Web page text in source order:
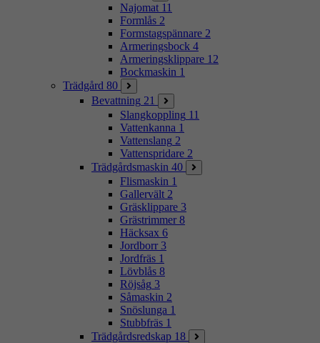
Najomat 11
Formlås 2
Formstagspännare 2
Armeringsbock 4
Armeringsklippare 12
Bockmaskin 1
Trädgård 80
Bevattning 21
Slangkoppling 11
Vattenkanna 1
Vattenslang 2
Vattenspridare 2
Trädgårdsmaskin 40
Flismaskin 1
Gallervält 2
Gräsklippare 3
Grästrimmer 8
Häcksax 6
Jordborr 3
Jordfräs 1
Lövblås 8
Röjsåg 3
Såmaskin 2
Snöslunga 1
Stubbfräs 1
Trädgårdsredskap 18